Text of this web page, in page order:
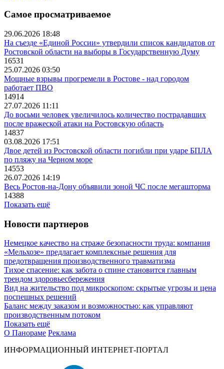
Самое просматриваемое
29.06.2026 18:48
На съезде «Единой России» утвердили список кандидатов от
Ростовской области на выборы в Государственную Думу
16531
25.07.2026 03:50
Мощные взрывы прогремели в Ростове - над городом
работает ПВО
14914
27.07.2026 11:11
До восьми человек увеличилось количество пострадавших
после вражеской атаки на Ростовскую область
14837
03.08.2026 17:51
Двое детей из Ростовской области погибли при ударе БПЛА
по пляжу на Черном море
14553
26.07.2026 14:19
Весь Ростов-на-Дону объявили зоной ЧС после мегашторма
14388
Показать ещё
Новости партнеров
Немецкое качество на страже безопасности труда: компания
«Мельхозе» предлагает комплексные решения для
предотвращения производственного травматизма
Тихое спасение: как забота о спине становится главным
трендом здоровьесбережения
Вид на жительство под микроскопом: скрытые угрозы и цена
поспешных решений
Баланс между заказом и возможностью: как управляют
производственным потоком
Показать ещё
О Панораме Реклама
ИНФОРМАЦИОННЫЙ ИНТЕРНЕТ-ПОРТАЛ